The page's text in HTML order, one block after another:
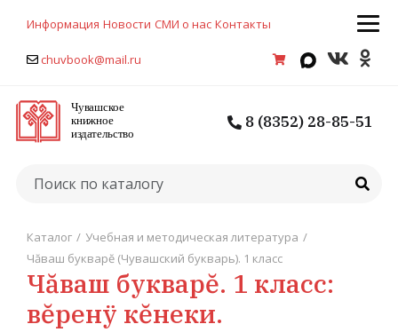
Информация Новости СМИ о нас Контакты
chuvbook@mail.ru
8 (8352) 28-85-51
Каталог / Учебная и методическая литература /
Чăваш букварĕ (Чувашский букварь). 1 класс
Чăваш букварĕ. 1 класс:
вĕренÿ кĕнеки.